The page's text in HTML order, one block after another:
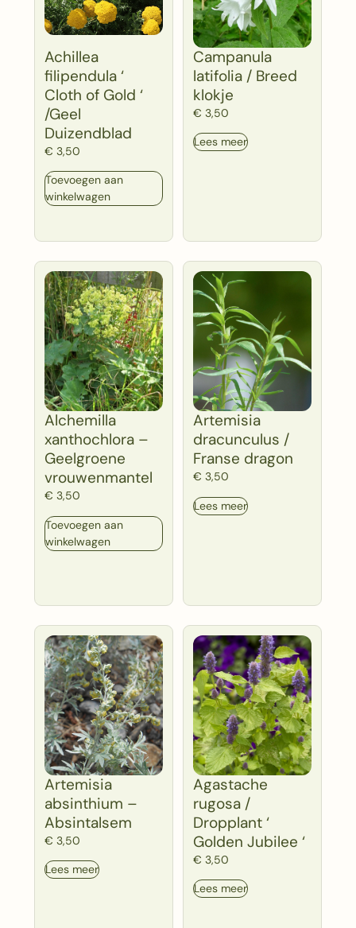
Achillea
filipendula ‘
Cloth of Gold ‘
/Geel
Duizendblad
€ 3,50
Toevoegen aan
winkelwagen
Campanula
latifolia / Breed
klokje
€ 3,50
Lees meer
Alchemilla
xanthochlora –
Geelgroene
vrouwenmantel
€ 3,50
Toevoegen aan
winkelwagen
Artemisia
dracunculus /
Franse dragon
€ 3,50
Lees meer
Artemisia
absinthium –
Absintalsem
€ 3,50
Lees meer
Agastache
rugosa /
Dropplant ‘
Golden Jubilee ‘
€ 3,50
Lees meer